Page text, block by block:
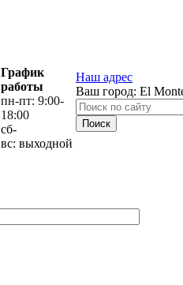
График
работы
пн-пт: 9:00-
18:00
сб-
вс: выходной
Наш адрес
Ваш город: El